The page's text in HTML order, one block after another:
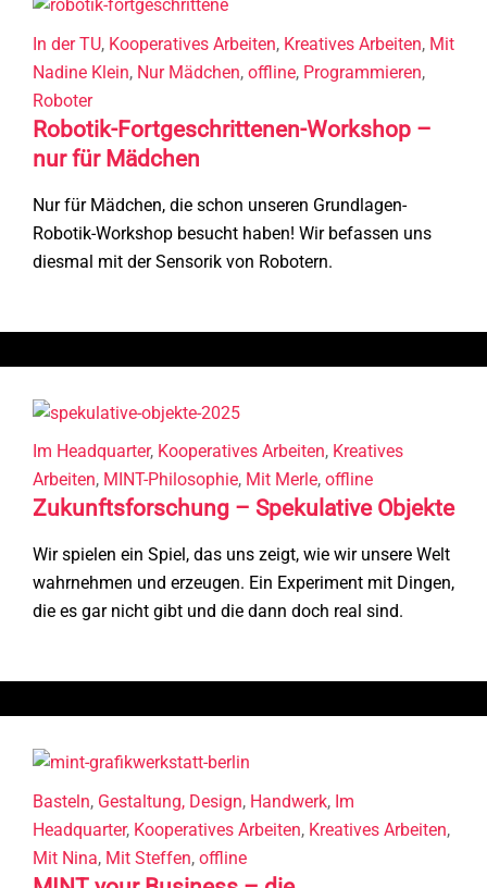
In der TU, Kooperatives Arbeiten, Kreatives Arbeiten, Mit
Nadine Klein, Nur Mädchen, offline, Programmieren,
Roboter
Robotik-Fortgeschrittenen-Workshop –
nur für Mädchen
Nur für Mädchen, die schon unseren Grundlagen-
Robotik-Workshop besucht haben! Wir befassen uns
diesmal mit der Sensorik von Robotern.
Im Headquarter, Kooperatives Arbeiten, Kreatives
Arbeiten, MINT-Philosophie, Mit Merle, offline
Zukunftsforschung – Spekulative Objekte
Wir spielen ein Spiel, das uns zeigt, wie wir unsere Welt
wahrnehmen und erzeugen. Ein Experiment mit Dingen,
die es gar nicht gibt und die dann doch real sind.
Basteln, Gestaltung, Design, Handwerk, Im
Headquarter, Kooperatives Arbeiten, Kreatives Arbeiten,
Mit Nina, Mit Steffen, offline